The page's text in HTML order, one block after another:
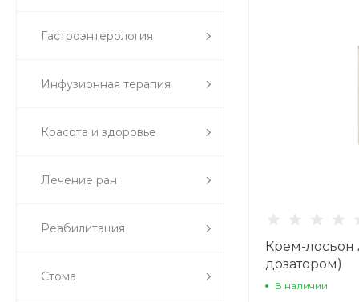
Гастроэнтерология
Инфузионная терапия
Красота и здоровье
Лечение ран
Реабилитация
Стома
Крем-лосьон
дозатором)
В наличии